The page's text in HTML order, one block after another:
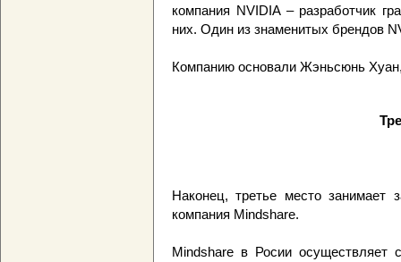
компания NVIDIA – разработчик
них. Один из знаменитых брендов
Компанию основали Жэньсюнь
Наконец, третье место занимает
компания Mindshare.
Mindshare в Росии осуществляет